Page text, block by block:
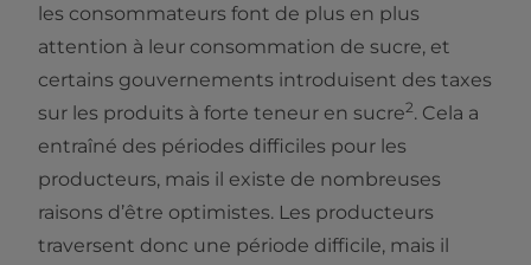
les consommateurs font de plus en plus
attention à leur consommation de sucre, et
certains gouvernements introduisent des taxes
sur les produits à forte teneur en sucre2. Cela a
entraîné des périodes difficiles pour les
producteurs, mais il existe de nombreuses
raisons d’être optimistes. Les producteurs
traversent donc une période difficile, mais il